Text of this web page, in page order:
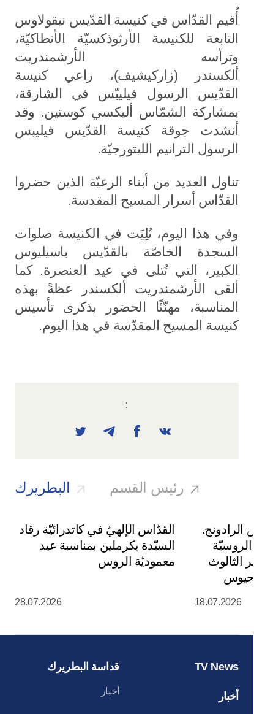
أُقيم القدّاس في كنيسة القدّيس نيقولاوس
التابعة للكنيسة الأرثوذكسيّة الأنطاكيّة،
وترأسه الأرشمندريت
ألكسندر (زاركيشيف)، راعي كنيسة
القدّيس الرسول فيليبّس في الشارقة،
بمشاركة الشمّاس أليكسي كوستين. وقد
أنشدت جوقة كنيسة القدّيس فيليبس
الرسول الترانيم الليتورجيّة.
تناول العديد من أبناء الرعيّة الذين حضروا
القدّاس أسرار المسيح المقدسة.
وفي هذا اليوم، تُلِيَت في الكنيسة صلوات
السجدة الخاصّة بالقدّيس باسيليوس
الكبير، التي تُتلى في عيد العنصرة. كما
ألقى الأرشمندريت ألكسندر عظةً بهذه
المناسبة، مهنّئًا الحضور بذكرى تأسيس
كنيسة المسيح المقدّسة في هذا اليوم.
:
القدّاس الإلهيّ في كاتدرائيّة رقاد
السيّدة بكرملين بمناسبة عيد
معموديّة الروس
28.07.2026
الثالوث
18.07.2026
قداسة البطريرك
أخبار
TV News
أخبار